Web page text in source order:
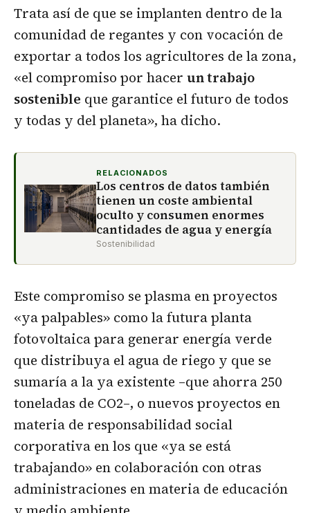
Trata así de que se implanten dentro de la
comunidad de regantes y con vocación de
exportar a todos los agricultores de la zona,
«el compromiso por hacer un trabajo
sostenible que garantice el futuro de todos
y todas y del planeta», ha dicho.
RELACIONADOS
Los centros de datos también
tienen un coste ambiental
oculto y consumen enormes
cantidades de agua y energía
Sostenibilidad
Este compromiso se plasma en proyectos
«ya palpables» como la futura planta
fotovoltaica para generar energía verde
que distribuya el agua de riego y que se
sumaría a la ya existente –que ahorra 250
toneladas de CO2–, o nuevos proyectos en
materia de responsabilidad social
corporativa en los que «ya se está
trabajando» en colaboración con otras
administraciones en materia de educación